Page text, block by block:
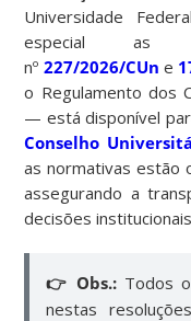
Universidade
especial as
nº 227/2026/CUn e
o Regulamento dos
— está disponível
Conselho
as normativas estão
assegurando a
decisões institucionais
👉 Obs.: Todos
nestas